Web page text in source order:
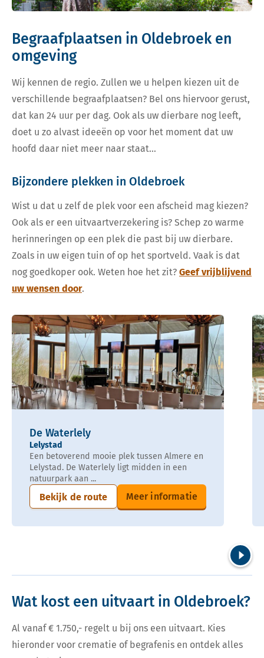
Begraafplaatsen in Oldebroek en
omgeving
Wij kennen de regio. Zullen we u helpen kiezen uit de
verschillende begraafplaatsen? Bel ons hiervoor gerust,
dat kan 24 uur per dag. Ook als uw dierbare nog leeft,
doet u zo alvast ideeën op voor het moment dat uw
hoofd daar niet meer naar staat…
Bijzondere plekken in Oldebroek
Wist u dat u zelf de plek voor een afscheid mag kiezen?
Ook als er een uitvaartverzekering is? Schep zo warme
herinneringen op een plek die past bij uw dierbare.
Zoals in uw eigen tuin of op het sportveld. Vaak is dat
nog goedkoper ook. Weten hoe het zit? Geef vrijblijvend
uw wensen door.
De Waterlely
Lelystad
Een betoverend mooie plek tussen Almere en
Lelystad. De Waterlely ligt midden in een
natuurpark aan ...
Bekijk de route Meer informatie
Wat kost een uitvaart in Oldebroek?
Al vanaf € 1.750,- regelt u bij ons een uitvaart. Kies
hieronder voor crematie of begrafenis en ontdek alles